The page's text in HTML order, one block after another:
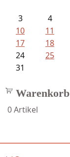
3
4
10
11
17
18
24
25
31
Warenkorb
0Artikel